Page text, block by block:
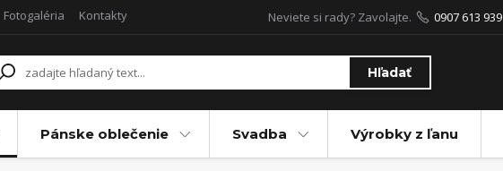
Fotogaléria Kontakty
Hľadať
Neviete si rady? Zavolajte. 0907 613 939
Pánske oblečenie Svadba Výrobky z ľanu